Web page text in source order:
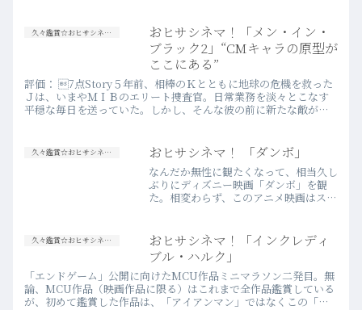
久々鑑賞☆おヒサシネマ！
おヒサシネマ！「メン・イン・
ブラック2」“CMキャラの原型が
ここにある”
評価： 7点Story５年前、相棒のＫとともに地球の危機を救った
Ｊは、いまやＭＩＢのエリート捜査官。日常業務を淡々とこなす
平穏な毎日を送っていた。しかし、そんな彼の前に新たな敵が出
久々鑑賞☆おヒサシネマ！ おヒサシネマ！ 「ダンボ」
なんだか無性に観たくなって、相当久し
ぶりにディズニー映画「ダンボ」を観
た。相変わらず、このアニメ映画はスゴ
画”で“ダンボ”だから、かなりの「子供
向け映画」だと思っていると思う…
more
久々鑑賞☆おヒサシネマ！
おヒサシネマ！「インクレディ
ブル・ハルク」
「エンドゲーム」公開に向けたMCU作品ミニマラソン二発目。無
論、MCU作品（映画作品に限る）はこれまで全作品鑑賞している
が、初めて鑑賞した作品は、「アイアンマン」ではなくこの「イ